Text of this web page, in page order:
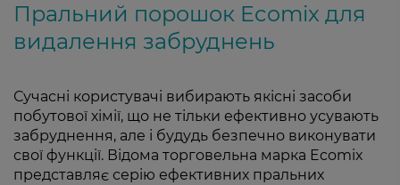
Пральний порошок Ecomix для
видалення забруднень
Сучасні користувачі вибирають якісні засоби
побутової хімії, що не тільки ефективно усувають
забруднення, але і будудь безпечно виконувати
свої функції. Відома торговельна марка Ecomix
представляє серію ефективних пральних